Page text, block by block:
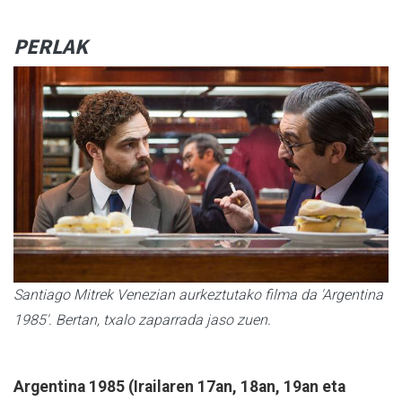
PERLAK
Santiago Mitrek Venezian aurkeztutako filma da 'Argentina
1985'. Bertan, txalo zaparrada jaso zuen.
Argentina 1985 (Irailaren 17an, 18an, 19an eta